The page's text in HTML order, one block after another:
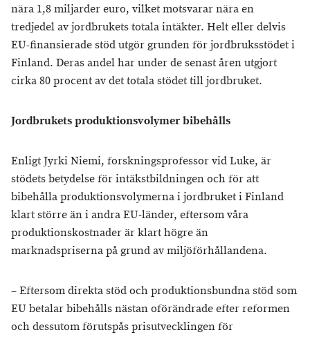
nära 1,8 miljarder euro, vilket motsvarar nära en
tredjedel av jordbrukets totala intäkter. Helt eller delvis
EU-finansierade stöd utgör grunden för jordbruksstödet i
Finland. Deras andel har under de senast åren utgjort
cirka 80 procent av det totala stödet till jordbruket.
Jordbrukets produktionsvolymer bibehålls
Enligt Jyrki Niemi, forskningsprofessor vid Luke, är
stödets betydelse för intäkstbildningen och för att
bibehålla produktionsvolymerna i jordbruket i Finland
klart större än i andra EU-länder, eftersom våra
produktionskostnader är klart högre än
marknadspriserna på grund av miljöförhållandena.
– Eftersom direkta stöd och produktionsbundna stöd som
EU betalar bibehålls nästan oförändrade efter reformen
och dessutom förutspås prisutvecklingen för